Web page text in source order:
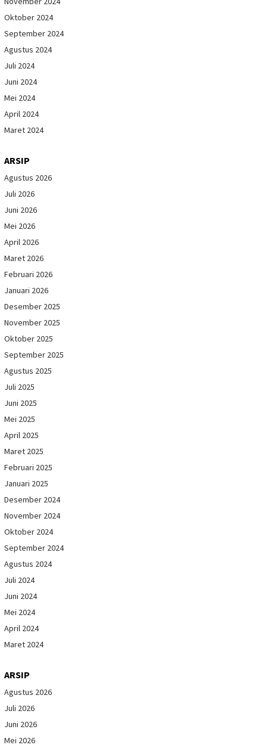
Oktober 2024
September 2024
Agustus 2024
Juli 2024
Juni 2024
Mei 2024
April 2024
Maret 2024
ARSIP
Agustus 2026
Juli 2026
Juni 2026
Mei 2026
April 2026
Maret 2026
Februari 2026
Januari 2026
Desember 2025
November 2025
Oktober 2025
September 2025
Agustus 2025
Juli 2025
Juni 2025
Mei 2025
April 2025
Maret 2025
Februari 2025
Januari 2025
Desember 2024
November 2024
Oktober 2024
September 2024
Agustus 2024
Juli 2024
Juni 2024
Mei 2024
April 2024
Maret 2024
ARSIP
Agustus 2026
Juli 2026
Juni 2026
Mei 2026